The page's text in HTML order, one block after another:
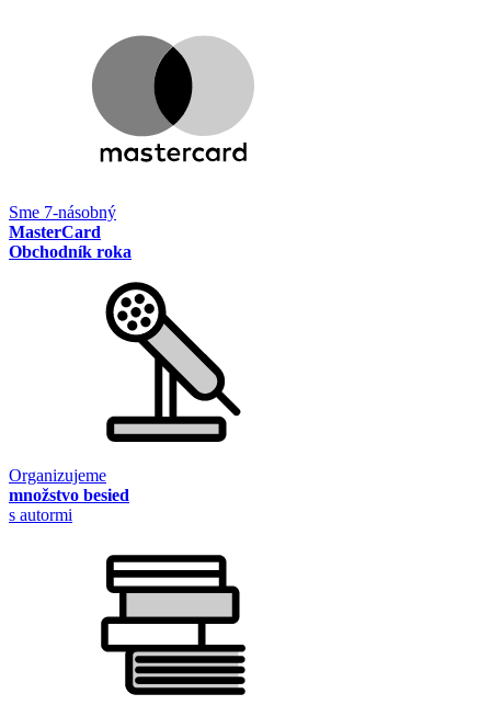
Sme 7-násobný
MasterCard
Obchodník roka
Organizujeme
množstvo besied
s autormi